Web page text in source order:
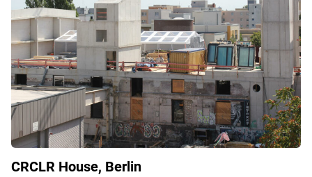
CRCLR House, Berlin